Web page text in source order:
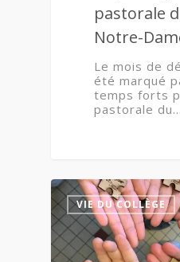
pastorale
Notre-
Le mois de
été marqué
temps forts
pastorale du…
VIE DU COLLÈGE